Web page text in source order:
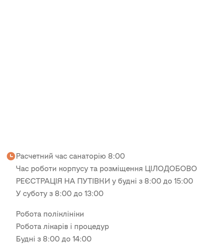
Расчетний час санаторію 8:00
Час роботи корпусу та розміщення ЦІЛОДОБОВО
РЕЄСТРАЦІЯ НА ПУТІВКИ у будні з 8:00 до 15:00
У суботу з 8:00 до 13:00
Робота поліклініки
Робота лікарів і процедур
Будні з 8:00 до 14:00